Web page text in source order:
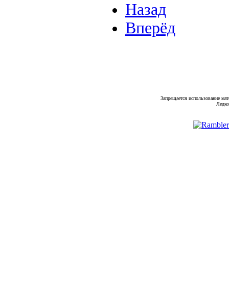
Назад
Вперёд
Запрещается использование